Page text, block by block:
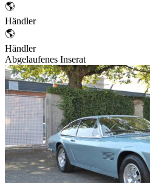
🌎
Händler
🌎
Händler
Abgelaufenes Inserat